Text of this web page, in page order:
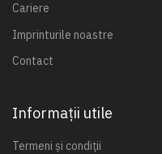
Cariere
Imprinturile noastre
Contact
Informații utile
Termeni și condiții